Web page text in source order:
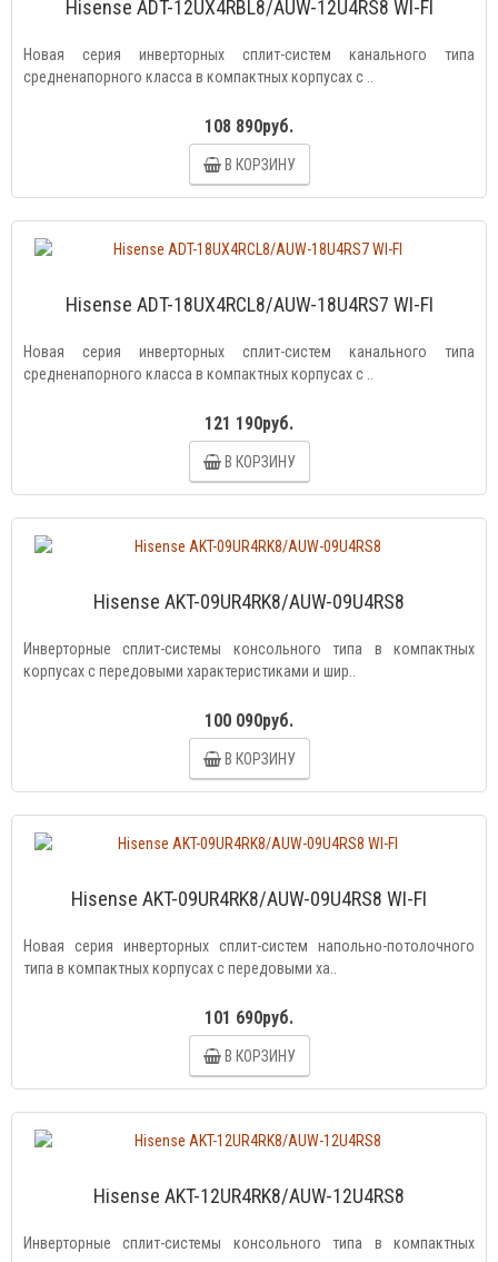
Hisense ADT-12UX4RBL8/AUW-12U4RS8 WI-FI
Новая серия инверторных сплит-систем канального типа
средненапорного класса в компактных корпусах с ..
108 890руб.
В КОРЗИНУ
Hisense ADT-18UX4RCL8/AUW-18U4RS7 WI-FI
Новая серия инверторных сплит-систем канального типа
средненапорного класса в компактных корпусах с ..
121 190руб.
В КОРЗИНУ
Hisense AKT-09UR4RK8/AUW-09U4RS8
Инверторные сплит-системы консольного типа в компактных
корпусах с передовыми характеристиками и шир..
100 090руб.
В КОРЗИНУ
Hisense AKT-09UR4RK8/AUW-09U4RS8 WI-FI
Новая серия инверторных сплит-систем напольно-потолочного
типа в компактных корпусах с передовыми ха..
101 690руб.
В КОРЗИНУ
Hisense AKT-12UR4RK8/AUW-12U4RS8
Инверторные сплит-системы консольного типа в компактных